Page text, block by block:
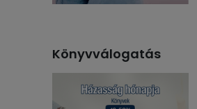
Könyvválogatás